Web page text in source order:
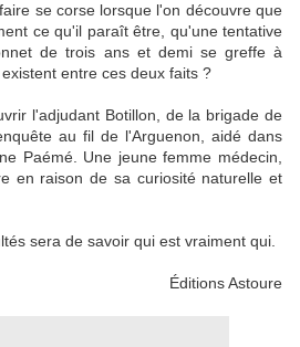
se corse lorsque l'on découvre que
ce qu'il paraît être, qu'une tentative
de trois ans et demi se greffe à
entre ces deux faits ?
l'adjudant Botillon, de la brigade de
au fil de l'Arguenon, aidé dans
Paémé. Une jeune femme médecin,
en raison de sa curiosité naturelle et
sera de savoir qui est vraiment qui.
Éditions Astoure